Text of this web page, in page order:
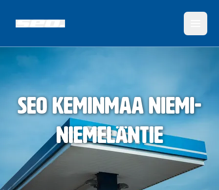
SEO Keminmaa Niemi-
Niemeläntie